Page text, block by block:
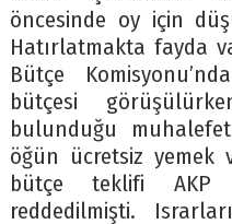
öncesinde oy için
Hatırlatmakta fayda
Bütçe
bütçesi
bulunduğu
öğün ücretsiz yemek
bütçe teklifi AKP
reddedilmişti.